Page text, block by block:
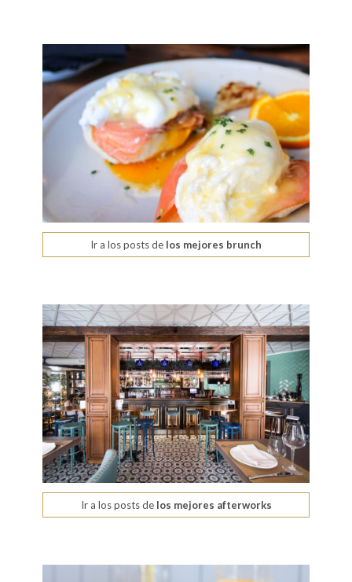
Ir a los posts de los mejores brunch
Ir a los posts delos mejores afterworks